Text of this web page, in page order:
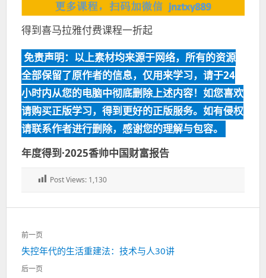
得到喜马拉雅付费课程一折起
免责声明：以上素材均来源于网络，所有的资源
全部保留了原作者的信息，仅用来学习，请于24
小时内从您的电脑中彻底删除上述内容！如您喜欢
请购买正版学习，得到更好的正版服务。如有侵权
请联系作者进行删除，感谢您的理解与包容。
年度得到·2025香帅中国财富报告
Post Views: 1,130
文
章
导
航
前一页
上
一
失控年代的生活重建法：技术与人30讲
后一页